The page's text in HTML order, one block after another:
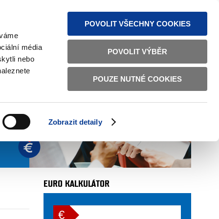
média
nebo
Zobrazit detaily
POVOLIT VŠECHNY COOKIES
POVOLIT VÝBĚR
POUZE NUTNÉ COOKIES
TEXTOVÁ VERZE ČESKY ENGLISH
EURO KALKULÁTOR
€